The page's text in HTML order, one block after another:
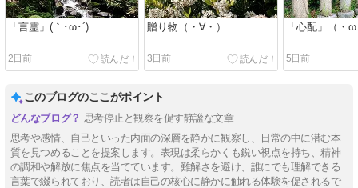
「言霊」(｀･ω･´)
2日前
贈り物（・∀・）
3日前
「心配」（・
5日前
このブログのここがポイント
思考停止と観察を促す静謐な文章
思考や感情、自己といった内面の深層を静かに観察し、日常の中に潜む本
質を見つめることを提案します。表現は柔らかくも鋭い視点を持ち、精神
の調和や解放に焦点を当てています。難解さを避け、誰にでも理解できる
言葉で綴られており、読者は自己の核心に静かに触れる体験を促されるで